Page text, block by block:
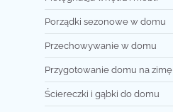
Porządki sezonowe w domu
Przechowywanie w domu
Przygotowanie domu na zimę
Ściereczki i gąbki do domu